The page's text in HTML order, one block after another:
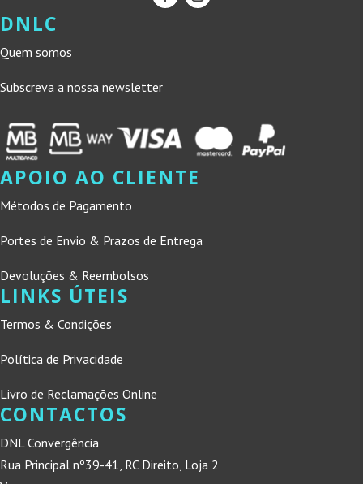
DNLC
Quem somos
Subscreva a nossa newsletter
APOIO AO CLIENTE
Métodos de Pagamento
Portes de Envio & Prazos de Entrega
Devoluções & Reembolsos
LINKS ÚTEIS
Termos & Condições
Política de Privacidade
Livro de Reclamações Online
CONTACTOS
DNL Convergência
Rua Principal nº39-41, RC Direito, Loja 2